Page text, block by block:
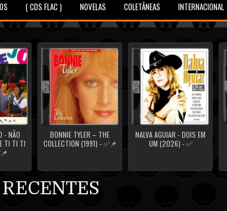
( CDS FLAC ) NOVELAS COLETÂNEAS INTERNACIONAL
- NÃO
TI TI TI
BONNIE TYLER – THE
COLLECTION (1991) - ✅📌
NALVA AGUIAR - DOIS EM
UM (2026) - ✅